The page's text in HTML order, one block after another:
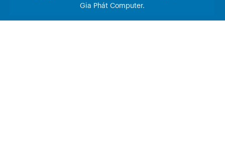
Gia Phát Computer.